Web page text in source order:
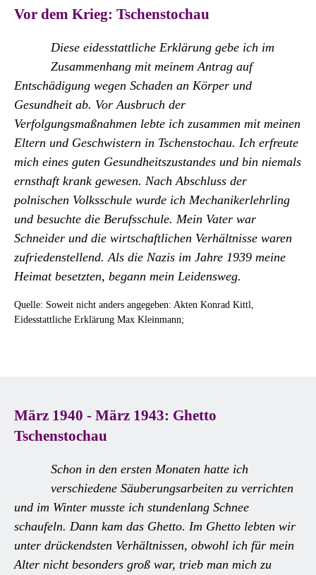
Vor dem Krieg: Tschenstochau
Diese eidesstattliche Erklärung gebe ich im
Zusammenhang mit meinem Antrag auf
Entschädigung wegen Schaden an Körper und
Gesundheit ab. Vor Ausbruch der
Verfolgungsmaßnahmen lebte ich zusammen mit meinen
Eltern und Geschwistern in Tschenstochau. Ich erfreute
mich eines guten Gesundheitszustandes und bin niemals
ernsthaft krank gewesen. Nach Abschluss der
polnischen Volksschule wurde ich Mechanikerlehrling
und besuchte die Berufsschule. Mein Vater war
Schneider und die wirtschaftlichen Verhältnisse waren
zufriedenstellend. Als die Nazis im Jahre 1939 meine
Heimat besetzten, begann mein Leidensweg.
Quelle: Soweit nicht anders angegeben: Akten Konrad Kittl,
Eidesstattliche Erklärung Max Kleinmann;
März 1940 - März 1943: Ghetto
Tschenstochau
Schon in den ersten Monaten hatte ich
verschiedene Säuberungsarbeiten zu verrichten
und im Winter musste ich stundenlang Schnee
schaufeln. Dann kam das Ghetto. Im Ghetto lebten wir
unter drückendsten Verhältnissen, obwohl ich für mein
Alter nicht besonders groß war, trieb man mich zu